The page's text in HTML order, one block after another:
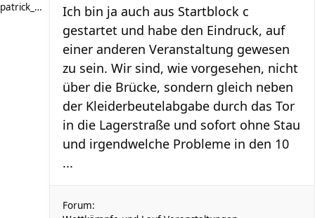
patrick_schere
Ich bin ja auch aus Startblock c
gestartet und habe den Eindruck, auf
einer anderen Veranstaltung gewesen
zu sein. Wir sind, wie vorgesehen, nicht
über die Brücke, sondern gleich neben
der Kleiderbeutelabgabe durch das Tor
in die Lagerstraße und sofort ohne Stau
und irgendwelche Probleme in den 10
...
Forum: